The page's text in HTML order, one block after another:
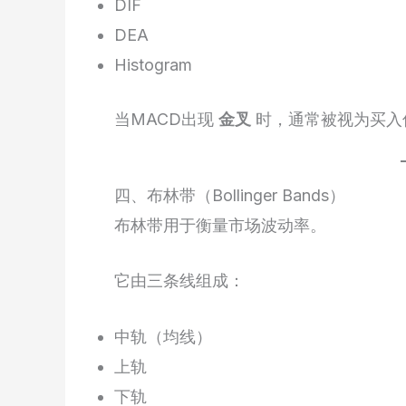
DIF
DEA
Histogram
当MACD出现 金叉 时，通常被视为买
四、布林带（Bollinger Bands）
布林带用于衡量市场波动率。
它由三条线组成：
中轨（均线）
上轨
下轨